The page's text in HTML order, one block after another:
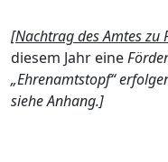
[Nachtrag des Amtes zu
diesem Jahr eineFö
„Ehrenamtstopf“
siehe Anhang.]